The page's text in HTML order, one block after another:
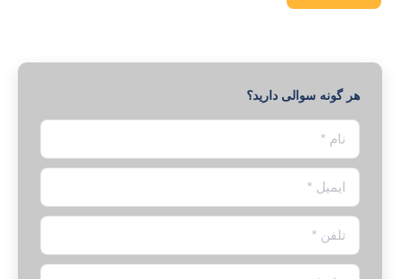
هر گونه سوالی دارید؟
نام *
ایمیل *
تلفن *